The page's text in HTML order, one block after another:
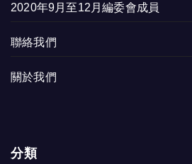
2020年9月至12月編委會成員
聯絡我們
關於我們
分類